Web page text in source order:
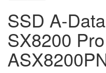
SSD A-
SX8200